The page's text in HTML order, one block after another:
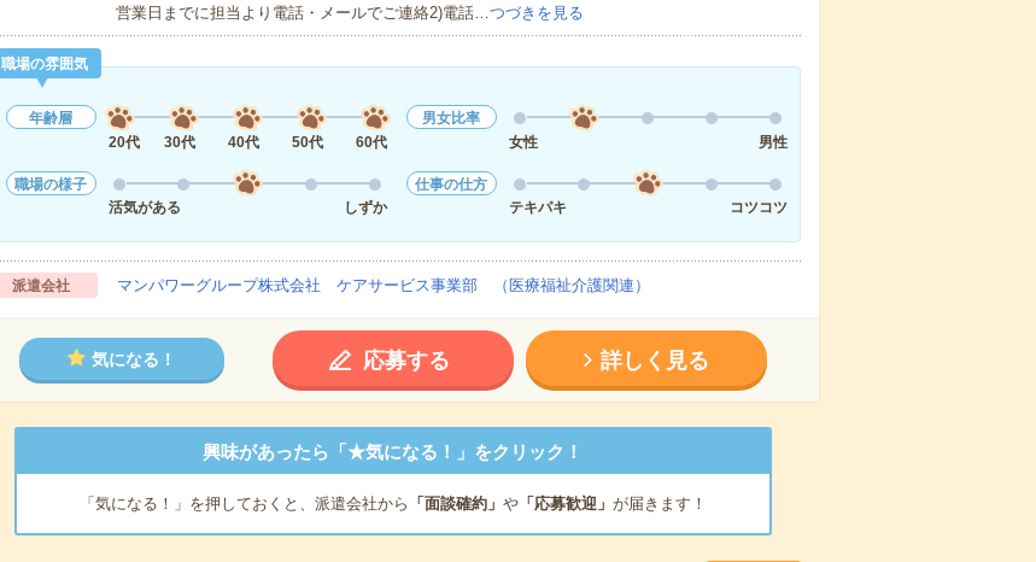
営業日までに担当より電話・メールでご連絡2)電話…つづきを見る
職場の雰囲気
年齢層
20代
30代 40代 50代 60代
男女比率
女性
男性
職場の様子
活気がある
しずか
仕事の仕方
テキパキ
コツコツ
派遣会社 マンパワーグループ株式会社 ケアサービス事業部 （医療福祉介護関連）
気になる！ 応募する 詳しく見る
興味があったら「★気になる！」をクリック！
「気になる！」を押しておくと、派遣会社から 「面談確約」 や「応募歓迎」 が届きます！